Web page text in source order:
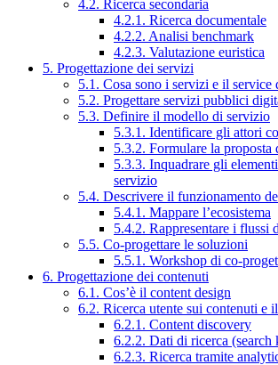
4.2. Ricerca secondaria
4.2.1. Ricerca documentale
4.2.2. Analisi benchmark
4.2.3. Valutazione euristica
5. Progettazione dei servizi
5.1. Cosa sono i servizi e il service
5.2. Progettare servizi pubblici
5.3. Definire il modello di servizio
5.3.1. Identificare gli attori
5.3.2. Formulare la proposta
5.3.3. Inquadrare gli
servizio
5.4. Descrivere il funzionamento
5.4.1. Mappare l’ecosistema
5.4.2. Rappresentare i flussi
5.5. Co-progettare le soluzioni
5.5.1. Workshop di co-
6. Progettazione dei contenuti
6.1. Cos’è il content design
6.2. Ricerca utente sui contenuti e
6.2.1. Content discovery
6.2.2. Dati di ricerca (search
6.2.3. Ricerca tramite